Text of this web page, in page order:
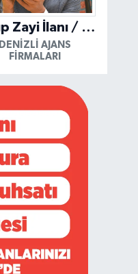
Kayıp Zayi İlanı / Mutlu Ajans / Denizli
DENIZLI AJANS
FIRMALARI